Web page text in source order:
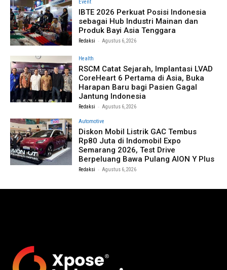
Event
IBTE 2026 Perkuat Posisi Indonesia
sebagai Hub Industri Mainan dan
Produk Bayi Asia Tenggara
Redaksi - Agustus 6, 2026
Health
RSCM Catat Sejarah, Implantasi LVAD
CoreHeart 6 Pertama di Asia, Buka
Harapan Baru bagi Pasien Gagal
Jantung Indonesia
Redaksi - Agustus 6, 2026
Automotive
Diskon Mobil Listrik GAC Tembus
Rp80 Juta di Indomobil Expo
Semarang 2026, Test Drive
Berpeluang Bawa Pulang AION Y Plus
Redaksi - Agustus 6, 2026